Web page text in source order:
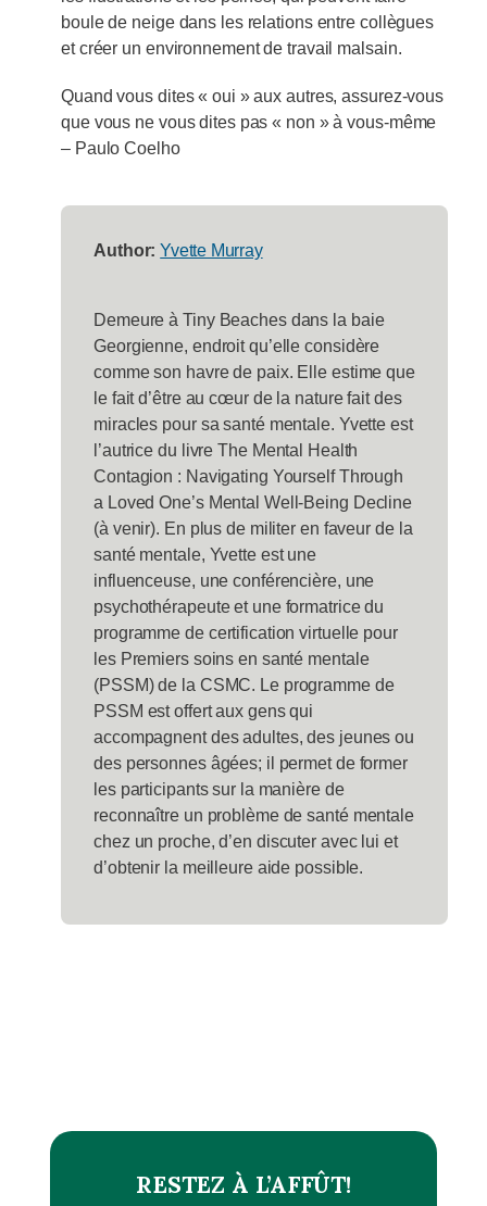
RESTEZ À L’AFFÛT!
boule de neige dans les relations entre collègues
et créer un environnement de travail malsain.
Quand vous dites « oui » aux autres, assurez-vous
que vous ne vous dites pas « non » à vous-même
– Paulo Coelho
Author: Yvette Murray
Demeure à Tiny Beaches dans la baie
Georgienne, endroit qu’elle considère
comme son havre de paix. Elle estime que
le fait d’être au cœur de la nature fait des
miracles pour sa santé mentale. Yvette est
l’autrice du livre The Mental Health
Contagion : Navigating Yourself Through
a Loved One’s Mental Well-Being Decline
(à venir). En plus de militer en faveur de la
santé mentale, Yvette est une
influenceuse, une conférencière, une
psychothérapeute et une formatrice du
programme de certification virtuelle pour
les Premiers soins en santé mentale
(PSSM) de la CSMC. Le programme de
PSSM est offert aux gens qui
accompagnent des adultes, des jeunes ou
des personnes âgées; il permet de former
les participants sur la manière de
reconnaître un problème de santé mentale
chez un proche, d’en discuter avec lui et
d’obtenir la meilleure aide possible.